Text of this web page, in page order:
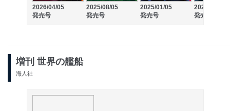
2026/04/05
発売号
2025/08/05
発売号
2025/01/05
発売号
2024/08/05
発売号
増刊 世界の艦船
海人社